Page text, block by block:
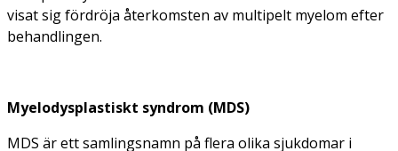
visat sig fördröja återkomsten av multipelt myelom efter
behandlingen.
Myelodysplastiskt syndrom (MDS)
MDS är ett samlingsnamn på flera olika sjukdomar i